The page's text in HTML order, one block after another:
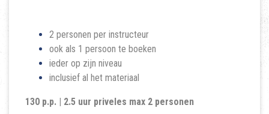
2 personen per instructeur
ook als 1 persoon te boeken
ieder op zijn niveau
inclusief al het materiaal
130 p.p. | 2.5 uur priveles max 2 personen